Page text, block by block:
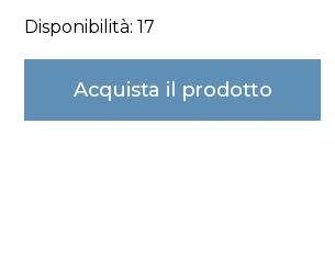
Disponibilità: 17
Acquista il prodotto